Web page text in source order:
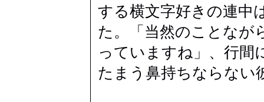
する横文字好きの連中
た。「当然のことなが
っていますね」、行間
たまう鼻持ちならない